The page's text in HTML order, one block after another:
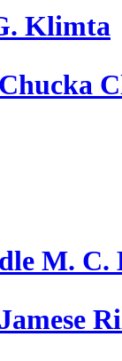
Klimta
M. C.